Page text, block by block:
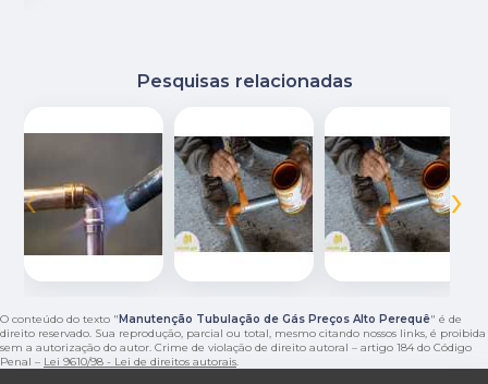
Pesquisas relacionadas
‹ ›
O conteúdo do texto " Manutenção Tubulação de Gás Preços Alto Perequê" é de
direito reservado. Sua reprodução, parcial ou total, mesmo citando nossos links, é proibida
sem a autorização do autor. Crime de violação de direito autoral – artigo 184 do Código
Penal – Lei 9610/98 - Lei de direitos autorais.